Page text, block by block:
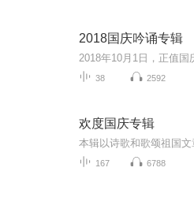
2018国庆吟诵专辑
38 2592
欢度国庆专辑
167 6788